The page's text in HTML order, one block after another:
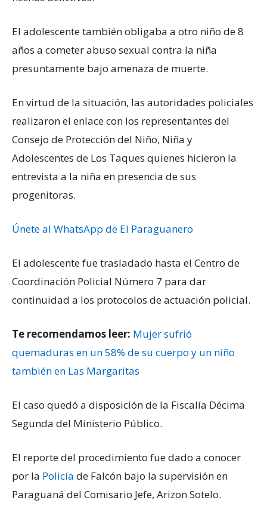
El adolescente también obligaba a otro niño de 8
años a cometer abuso sexual contra la niña
presuntamente bajo amenaza de muerte.
En virtud de la situación, las autoridades policiales
realizaron el enlace con los representantes del
Consejo de Protección del Niño, Niña y
Adolescentes de Los Taques quienes hicieron la
entrevista a la niña en presencia de sus
progenitoras.
Únete al WhatsApp de El Paraguanero
El adolescente fue trasladado hasta el Centro de
Coordinación Policial Número 7 para dar
continuidad a los protocolos de actuación policial.
Te recomendamos leer: Mujer sufrió
quemaduras en un 58% de su cuerpo y un niño
también en Las Margaritas
El caso quedó a disposición de la Fiscalía Décima
Segunda del Ministerio Público.
El reporte del procedimiento fue dado a conocer
por la Policía de Falcón bajo la supervisión en
Paraguaná del Comisario Jefe, Arizon Sotelo.